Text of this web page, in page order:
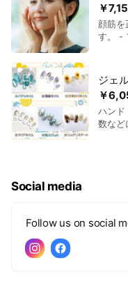
￥
顔筋を
す。 -
ン（
える）
位に
みを解
す。
￥
ジェ
ハンド
数など
Social media
Follow us on social